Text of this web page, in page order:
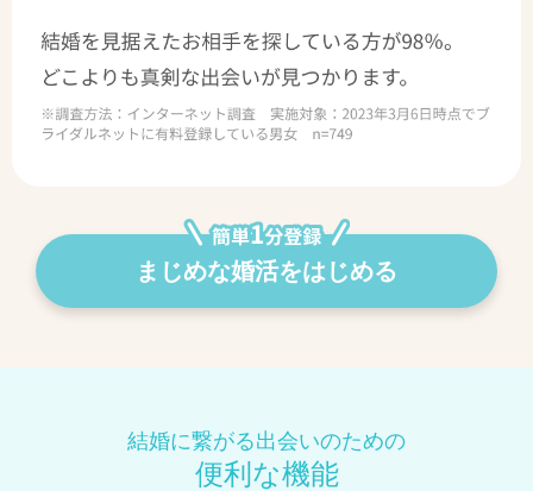
まじめな婚活をはじめる
結婚に繋がる出会いのための
便利な機能